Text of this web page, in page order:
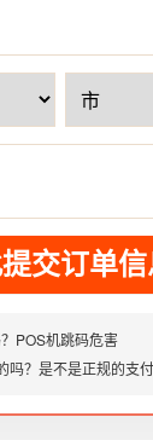
POS机跳码危害
吗？是不是正规的支